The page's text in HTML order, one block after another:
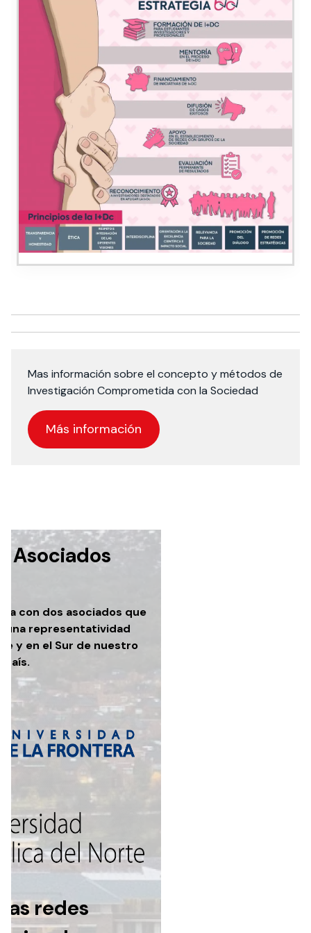
Mas información sobre el concepto y métodos de
Investigación Comprometida con la Sociedad
Más información
Asociados
con dos asociados que
representatividad
y en el Sur de nuestro
país.
redes